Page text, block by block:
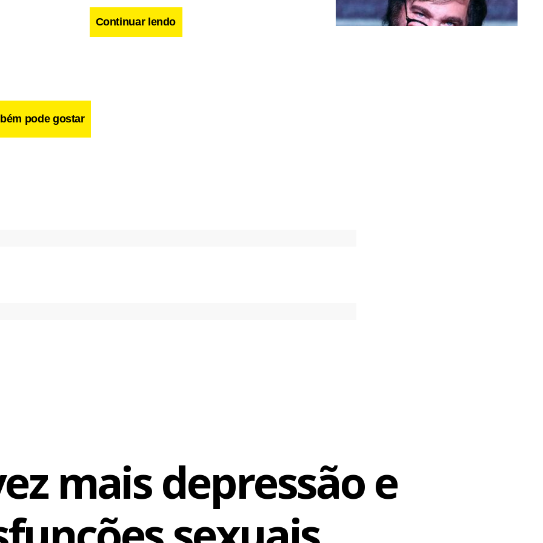
excitada mas não atinge o ponto máximo da satisfação.
depressivas, bem como 15% das mães em período pós-natal.
Continuar lendo
pode gostar
mais depressão e